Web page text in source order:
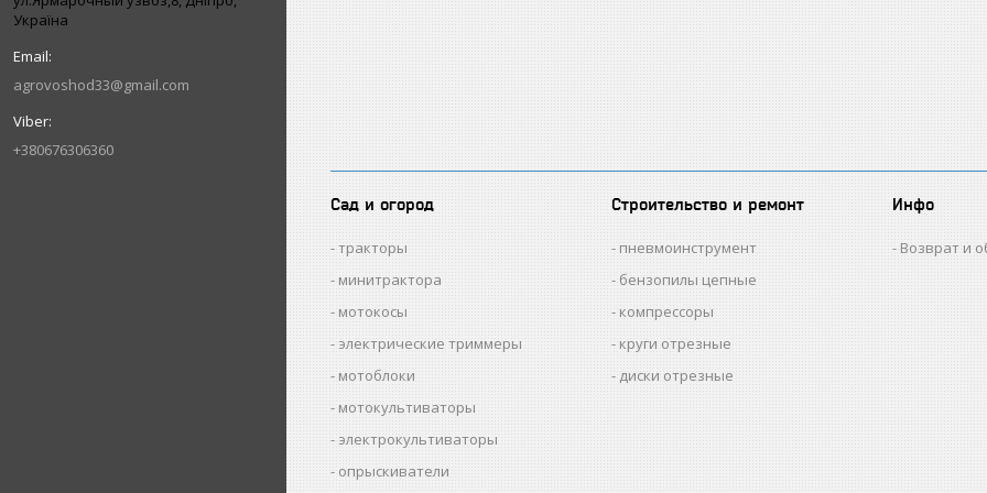
Україна
agrovoshod33@gmail.com
+380676306360
Сад и огород
тракторы
минитрактора
мотокосы
электрические триммеры
мотоблоки
мотокультиваторы
электрокультиваторы
опрыскиватели
Строительство и ремонт
пневмоинструмент
бензопилы цепные
компрессоры
круги отрезные
диски отрезные
Инфо
Возврат и